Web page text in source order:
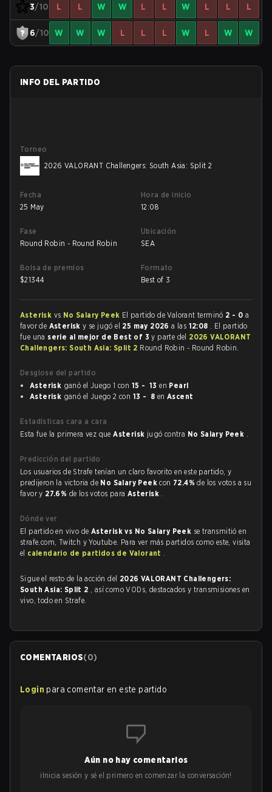
3/10 L L W W L L W L L L
6/10 W W W L L L W L W W
INFO DEL PARTIDO
Torneo
2026 VALORANT Challengers: South Asia: Split 2
Fecha
25 May
Hora de inicio
12:08
Fase
Round Robin - Round Robin
Ubicación
SEA
Bolsa de premios
$21344
Formato
Best of 3
Asterisk vs No Salary Peek El partido de Valorant terminó 2 - 0 a
favor de Asterisky se jugó el 25 may 2026a las 12:08 . El partido
fue una serie al mejor de Best of 3y parte del 2026 VALORANT
Challengers: South Asia: Split 2 Round Robin - Round Robin.
Desglose del partido
Asterisk ganó el Juego 1 con 15 - 13 en Pearl
Asterisk ganó el Juego 2 con 13 - 8 enAscent
Estadísticas cara a cara
Esta fue la primera vez queAsterisk jugó contra No Salary Peek .
Predicción del partido
Los usuarios de Strafe tenían un claro favorito en este partido, y
predijeron la victoria de No Salary Peekcon 72.4%de los votos a su
favor y 27.6% de los votos para Asterisk .
Dónde ver
El partido en vivo de Asterisk vs No Salary Peek se transmitió en
strafe.com, Twitch y Youtube. Para ver más partidos como este, visita
el calendario de partidos de Valorant .
Sigue el resto de la acción del 2026 VALORANT Challengers:
South Asia: Split 2 , así como VODs, destacados y transmisiones en
vivo, todo en Strafe.
COMENTARIOS(0)
Login para comentar en este partido
Aún no hay comentarios
¡Inicia sesión y sé el primero en comenzar la conversación!